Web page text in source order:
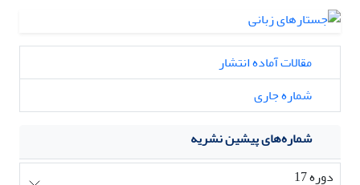
مقالات آماده انتشار
شماره جاری
شماره‌های پیشین نشریه
دوره 17